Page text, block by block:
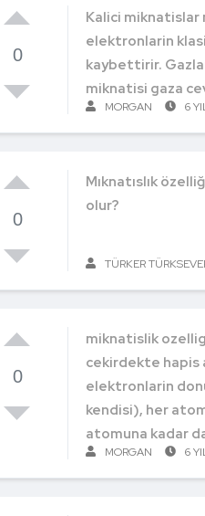
0
Kalici
elektronlarin
kaybettirir.
miknatisi gaza
MORGAN 6
0
Mıknatıslık
olur?
TÜRKER
0
miknatislik
cekirdekte hapis
elektronlarin
kendisi), her
atomuna kadar
MORGAN 6